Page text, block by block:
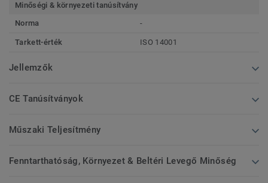
Minőségi & környezeti tanúsítvány
Norma
-
Tarkett-érték ISO 14001
Jellemzők
CE Tanúsítványok
Műszaki Teljesítmény
Fenntarthatóság, Környezet & Beltéri Levegő Minőség